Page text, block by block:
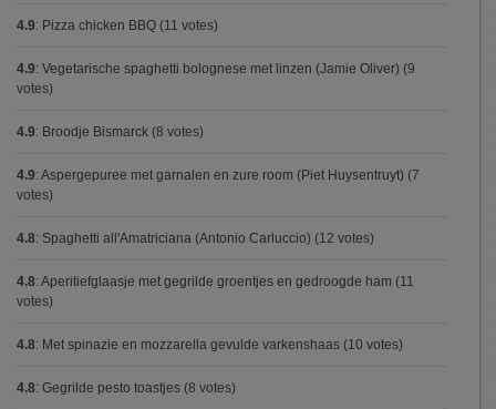
4.9: Pizza chicken BBQ (11 votes)
4.9: Vegetarische spaghetti bolognese met linzen (Jamie Oliver) (9
votes)
4.9: Broodje Bismarck (8 votes)
4.9: Aspergepuree met garnalen en zure room (Piet Huysentruyt) (7
votes)
4.8: Spaghetti all'Amatriciana (Antonio Carluccio) (12 votes)
4.8: Aperitiefglaasje met gegrilde groentjes en gedroogde ham (11
votes)
4.8: Met spinazie en mozzarella gevulde varkenshaas (10 votes)
4.8: Gegrilde pesto toastjes (8 votes)